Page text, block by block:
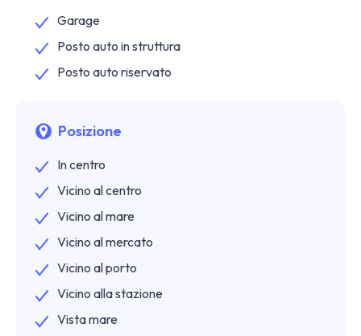
Garage
Posto auto in struttura
Posto auto riservato
Posizione
In centro
Vicino al centro
Vicino al mare
Vicino al mercato
Vicino al porto
Vicino alla stazione
Vista mare